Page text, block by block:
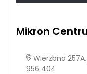
Mikron
Wierzbna
956 404